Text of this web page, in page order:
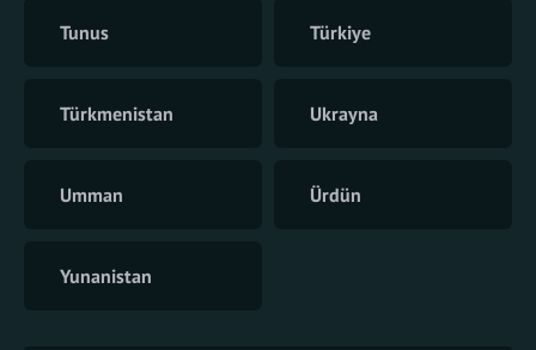
Tunus Türkiye
Türkmenistan Ukrayna
Umman Ürdün
Yunanistan